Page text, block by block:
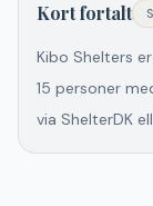
Kort fortalt
Kibo Shelters
15 personer
via ShelterDK